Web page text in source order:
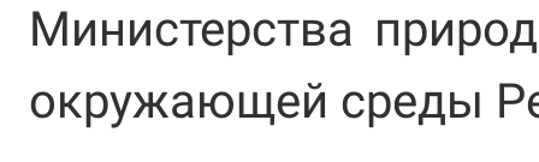
Министерства
окружающей среды